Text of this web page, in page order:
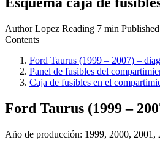
AuthorLopez Reading 7 min
Contents
Ford Taurus (1999 – 2007) –
Panel de fusibles del
Caja de fusibles en el
Ford Taurus (1999 –
Año de producción: 1999, 2000,